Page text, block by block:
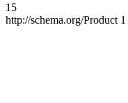
15
http://schema.org/Product 1